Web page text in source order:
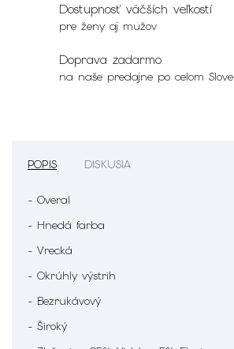
Dostupnosť väčších veľkostí
pre ženy aj mužov
Doprava zadarmo
na naše predajne po celom
POPIS DISKUSIA
- Overal
- Hnedá farba
- Vrecká
- Okrúhly výstrih
- Bezrukávový
- Široký